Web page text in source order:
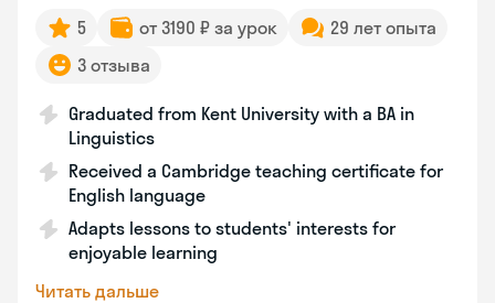
5 от 3190 ₽ за урок
29 лет опыта
3 отзыва
Graduated from Kent University with a BA in
Linguistics
Received a Cambridge teaching certificate for
English language
Adapts lessons to students' interests for
enjoyable learning
Читать дальше